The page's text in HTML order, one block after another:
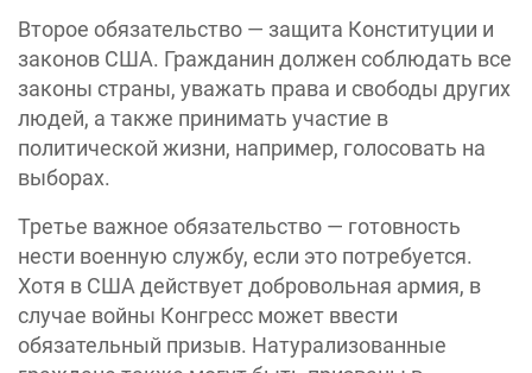
Второе обязательство — защита Конституции и
законов США. Гражданин должен соблюдать все
законы страны, уважать права и свободы других
людей, а также принимать участие в
политической жизни, например, голосовать на
выборах.
Третье важное обязательство — готовность
нести военную службу, если это потребуется.
Хотя в США действует добровольная армия, в
случае войны Конгресс может ввести
обязательный призыв. Натурализованные